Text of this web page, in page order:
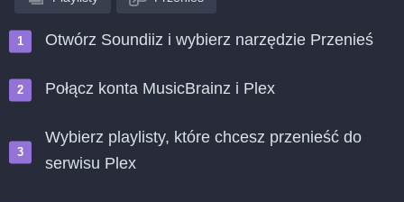
Otwórz Soundiiz i wybierz narzędzie Przenieś
Połącz konta MusicBrainz i Plex
Wybierz playlisty, które chcesz przenieść do
serwisu Plex